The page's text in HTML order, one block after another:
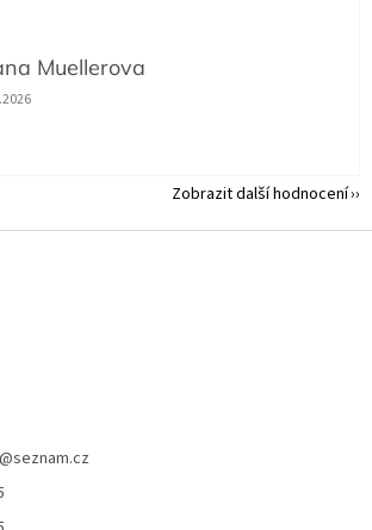
Muellerova
obchodu je 5 z 5 hvězdiček.
Zobrazit další hodnocení
@seznam.cz